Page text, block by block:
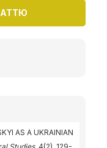
AS A UKRAINIAN